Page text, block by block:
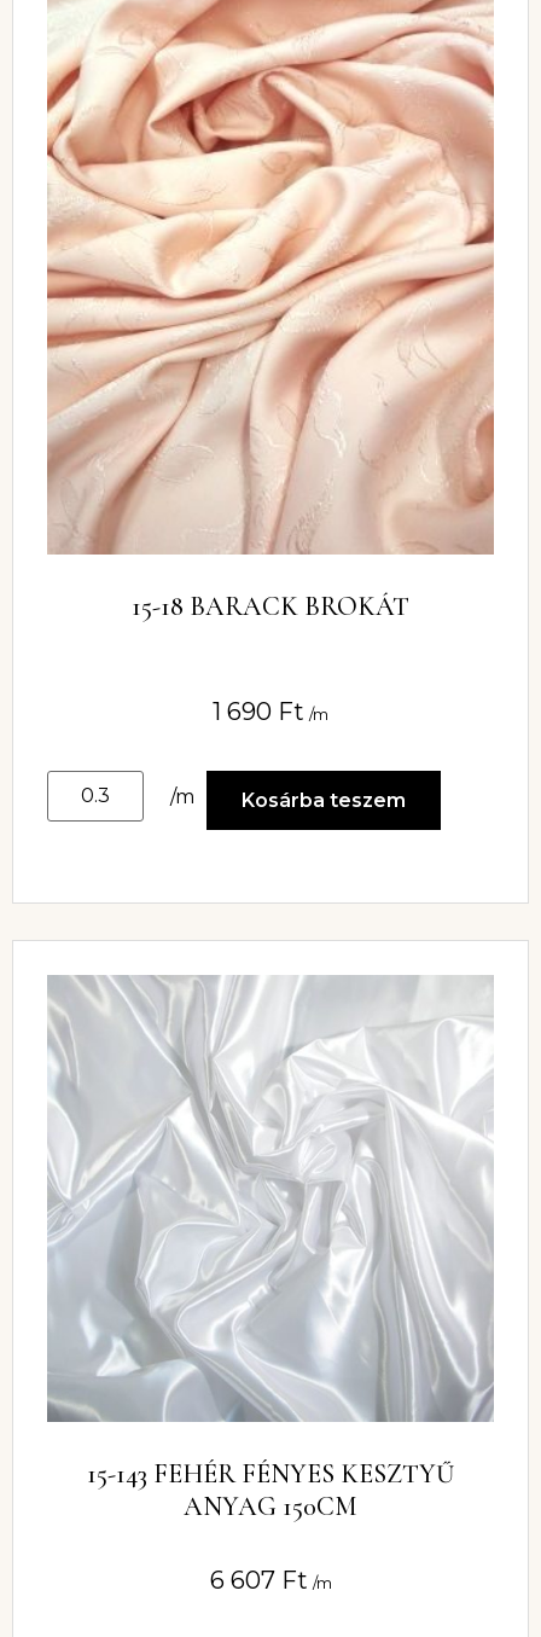
15-18 BARACK BROKÁT
1 690 Ft /m
/m Kosárba teszem
15-143 FEHÉR FÉNYES KESZTYŰ
ANYAG 150CM
6 607 Ft /m